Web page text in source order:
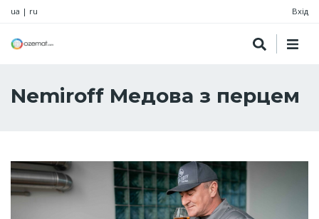
ua | ru Вхід
Nemiroff Медова з перцем